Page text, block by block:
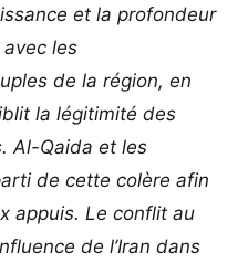
et la profondeur
les
de la région, en
la légitimité des
Al-Qaida et les
de cette colère afin
appuis. Le conflit au
de l’Iran dans